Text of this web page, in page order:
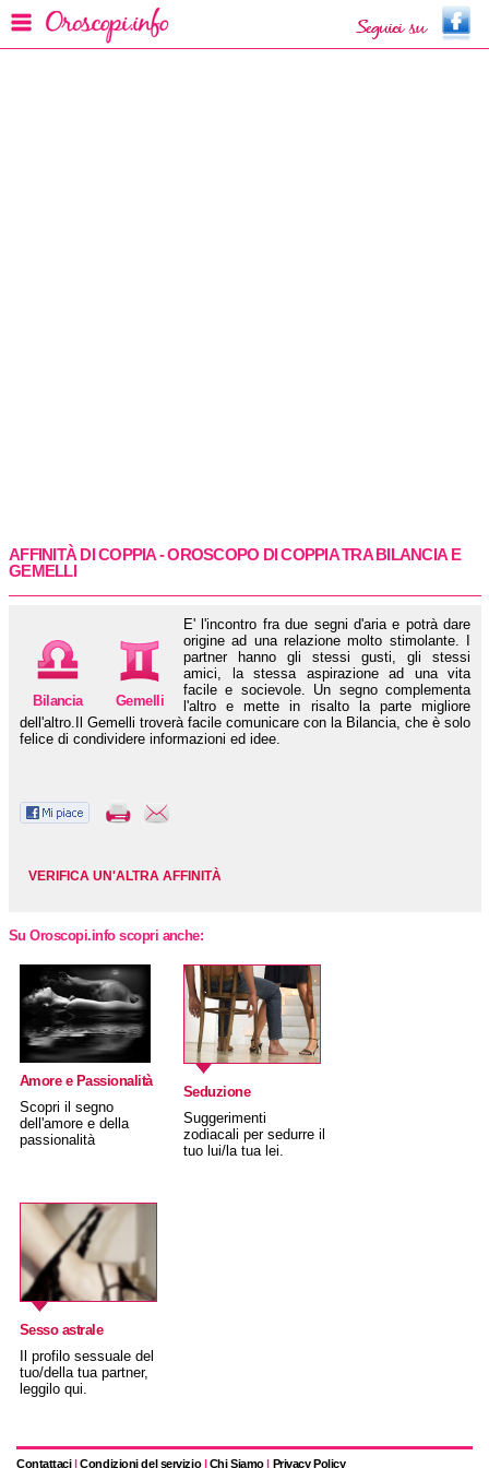
AFFINITÀ DI COPPIA - OROSCOPO DI COPPIA TRABILANCIA E
GEMELLI
Bilancia Gemelli
E' l'incontro fra due segni d'aria e potrà dare
origine ad una relazione molto stimolante. I
partner hanno gli stessi gusti, gli stessi
amici, la stessa aspirazione ad una vita
facile e socievole. Un segno complementa
l'altro e mette in risalto la parte migliore
dell'altro.Il Gemelli troverà facile comunicare con la Bilancia, che è solo
felice di condividere informazioni ed idee.
VERIFICA UN'ALTRA AFFINITÀ
Su Oroscopi.info scopri anche:
Amore e Passionalità
Scopri il segno
dell'amore e della
passionalità
Seduzione
Suggerimenti
zodiacali per sedurre il
tuo lui/la tua lei.
Sesso astrale
Il profilo sessuale del
tuo/della tua partner,
leggilo qui.
Contattaci|Condizioni del servizio|Chi Siamo| Privacy Policy